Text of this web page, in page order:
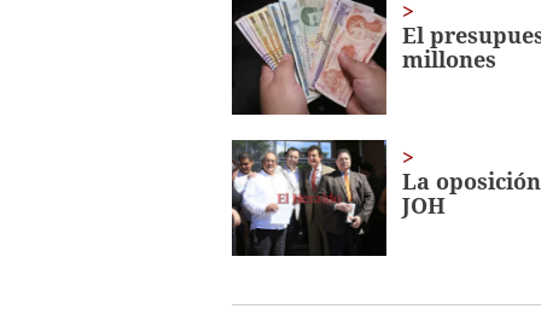
El
millones
La
JOH